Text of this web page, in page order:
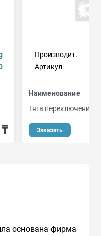
₸
Производит.
Артикул
Наименование
Тяга переключения
Заказать
основана фирма